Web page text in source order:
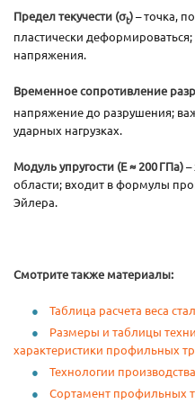
Предел текучести (σt)– точка,
пластически
напряжения.
Временное сопротивление
напряжение до разрушения;
ударных нагрузках.
Модуль упругости (E ≈ 200 ГПа)–
области; входит в формулы
Эйлера.
Смотрите также материалы:
Таблица расчета веса
Размеры и таблицы
характеристики профильных
Технологии
Сортамент профильных